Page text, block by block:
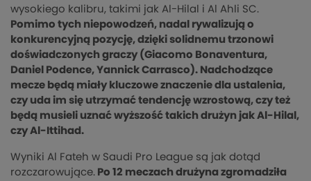
wysokiego kalibru, takimi jak Al-Hilal i Al Ahli SC.
Pomimo tych niepowodzeń, nadal rywalizują o
konkurencyjną pozycję, dzięki solidnemu trzonowi
doświadczonych graczy (Giacomo Bonaventura,
Daniel Podence, Yannick Carrasco). Nadchodzące
mecze będą miały kluczowe znaczenie dla ustalenia,
czy uda im się utrzymać tendencję wzrostową, czy też
będą musieli uznać wyższość takich drużyn jak Al-Hilal,
czy Al-Ittihad.
Wyniki Al Fateh w Saudi Pro League są jak dotąd
rozczarowujące. Po 12 meczach drużyna zgromadziła